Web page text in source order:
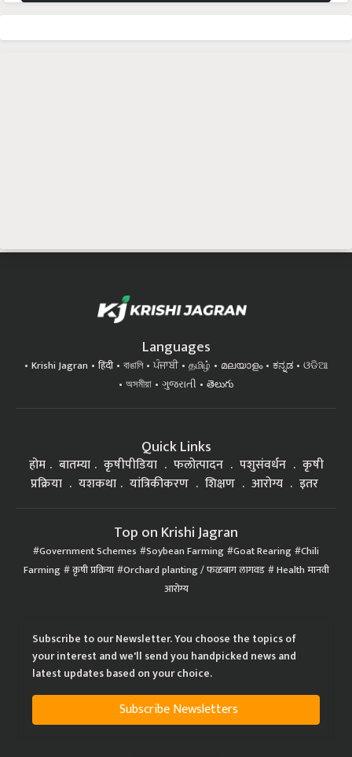
Languages
Krishi Jagran हिंदी বাঙালি ਪੰਜਾਬੀ தமிழ் മലയാളം ಕನ್ನಡ
ଓଡିଆ
অসমীয়া
ગુજરાતી తెలుగు
Quick Links
होम बातम्या कृषीपीडिया फलोत्पादन पशुसंवर्धन
कृषी
प्रक्रिया
यशकथा यांत्रिकीकरण शिक्षण आरोग्य इतर
Top on Krishi Jagran
Government Schemes Soybean Farming Goat Rearing Chili
Farming कृषी प्रक्रिया Orchard planting / फळबाग लागवड Health मानवी
आरोग्य
Subscribe to our Newsletter. You choose the topics of
your interest and we'll send you handpicked news and
latest updates based on your choice.
Subscribe Newsletters